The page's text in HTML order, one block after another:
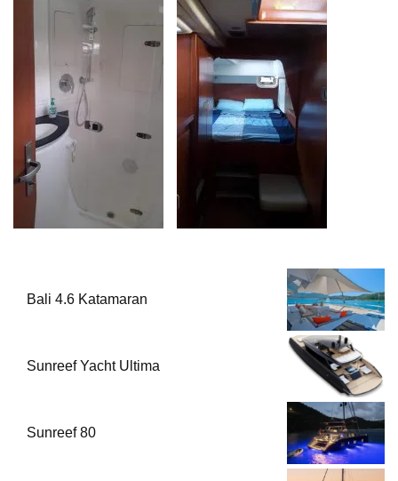
Bali 4.6 Katamaran
Sunreef Yacht Ultima
Sunreef 80